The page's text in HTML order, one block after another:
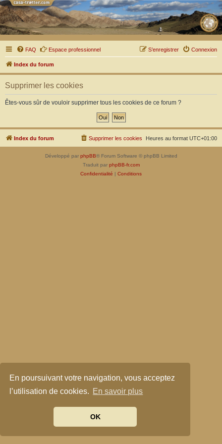
En poursuivant votre navigation, vous acceptez
l’utilisation de cookies. En savoir plus
OK
FAQ Espace professionnel Connexion
S’enregistrer
Index du forum
Supprimer les cookies
Êtes-vous sûr de vouloir supprimer tous les cookies de ce forum ?
Index du forum Heures au format UTC+01:00
Supprimer les cookies
Développé par phpBB® Forum Software © phpBB Limited
Traduit par phpBB-fr.com
Confidentialité | Conditions